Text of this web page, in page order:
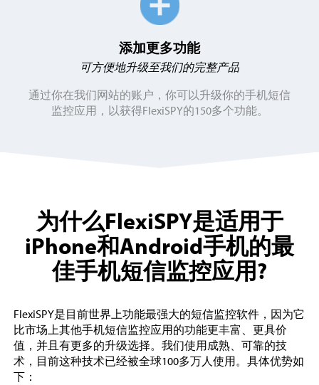
添加更多功能
可方便地升级至我们的完整产品
通过你在我们网站的账户，你可以升级你的手机短信
监控应用，以获得FlexiSPY的150多个功能。
为什么FlexiSPY是适用于
iPhone和Android手机的最
佳手机短信监控应用?
FlexiSPY是目前世界上功能最强大的短信监控软件，因为它
比市场上其他手机短信监控应用的功能更丰富、更具价
值，并且有更多的升级选择。我们使用成熟、可靠的技
术，目前这种技术已经被全球100多万人使用。具体优势如
下：